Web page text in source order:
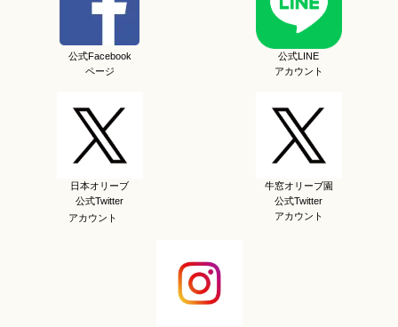
公式Facebook
ページ
公式LINE
アカウント
日本オリーブ
公式Twitter
アカウント
牛窓オリーブ園
公式Twitter
アカウント